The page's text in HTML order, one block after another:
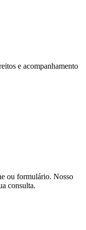
e acompanhamento
ou formulário. Nosso
consulta.